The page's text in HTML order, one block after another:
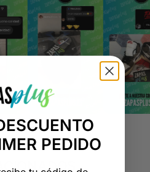
PEDIDO